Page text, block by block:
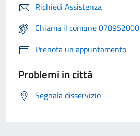
Richiedi Assistenza
Chiama il comune 078952000
Prenota un appuntamento
Problemi in città
Segnala disservizio